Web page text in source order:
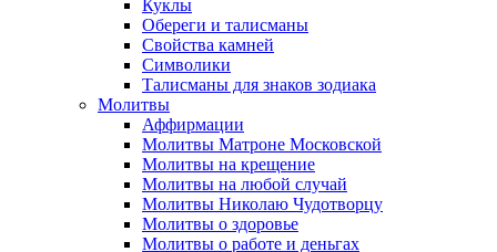
Куклы
Обереги и талисманы
Свойства камней
Символики
Талисманы для знаков зодиака
Молитвы
Аффирмации
Молитвы Матроне Московской
Молитвы на крещение
Молитвы на любой случай
Молитвы Николаю Чудотворцу
Молитвы о здоровье
Молитвы о работе и деньгах